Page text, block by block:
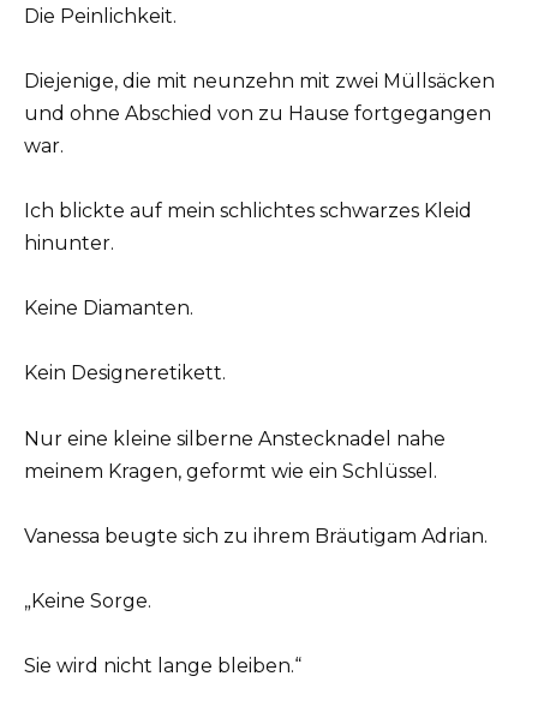
Die Peinlichkeit.
Diejenige, die mit neunzehn mit zwei Müllsäcken
und ohne Abschied von zu Hause fortgegangen
war.
Ich blickte auf mein schlichtes schwarzes Kleid
hinunter.
Keine Diamanten.
Kein Designeretikett.
Nur eine kleine silberne Anstecknadel nahe
meinem Kragen, geformt wie ein Schlüssel.
Vanessa beugte sich zu ihrem Bräutigam Adrian.
„Keine Sorge.
Sie wird nicht lange bleiben.“